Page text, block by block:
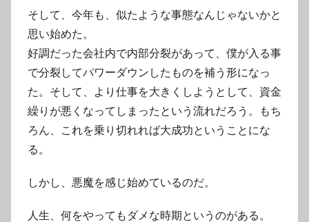
そして、今年も、似たような事態なんじゃないかと
思い始めた。
好調だった会社内で内部分裂があって、僕が入る事
で分裂してパワーダウンしたものを補う形になっ
た。そして、より仕事を大きくしようとして、資金
繰りが悪くなってしまったという流れだろう。もち
ろん、これを乗り切れれば大成功ということにな
る。
しかし、悪魔を感じ始めているのだ。
人生、何をやってもダメな時期というのがある。